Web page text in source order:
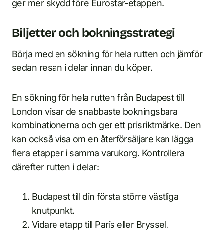
ger mer skydd före Eurostar-etappen.
Biljetter och bokningsstrategi
Börja med en sökning för hela rutten och jämför
sedan resan i delar innan du köper.
En sökning för hela rutten från Budapest till
London visar de snabbaste bokningsbara
kombinationerna och ger ett prisriktmärke. Den
kan också visa om en återförsäljare kan lägga
flera etapper i samma varukorg. Kontrollera
därefter rutten i delar:
Budapest till din första större västliga
knutpunkt.
Vidare etapp till Paris eller Bryssel.